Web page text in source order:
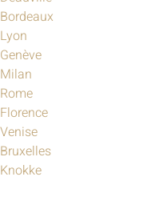
Bordeaux
Lyon
Genève
Milan
Rome
Florence
Venise
Bruxelles
Knokke